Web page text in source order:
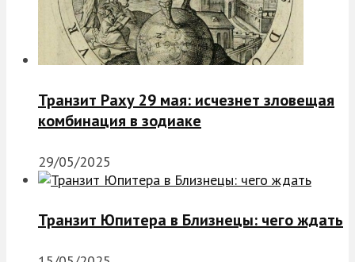
Транзит Раху 29 мая: исчезнет зловещая
комбинация в зодиаке
29/05/2025
Транзит Юпитера в Близнецы: чего ждать